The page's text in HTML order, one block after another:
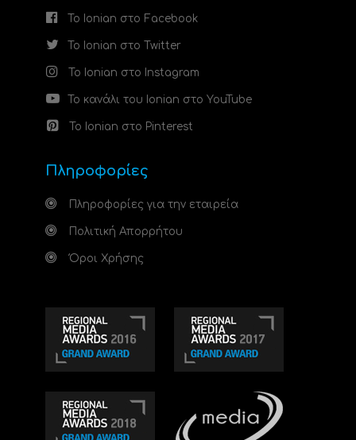
Το Ionian στο Facebook
Το Ionian στο Twitter
Το Ionian στο Instagram
Το κανάλι του Ionian στο YouTube
Το Ionian στο Pinterest
Πληροφορίες
Πληροφορίες για την εταιρεία
Πολιτική Απορρήτου
Όροι Χρήσης